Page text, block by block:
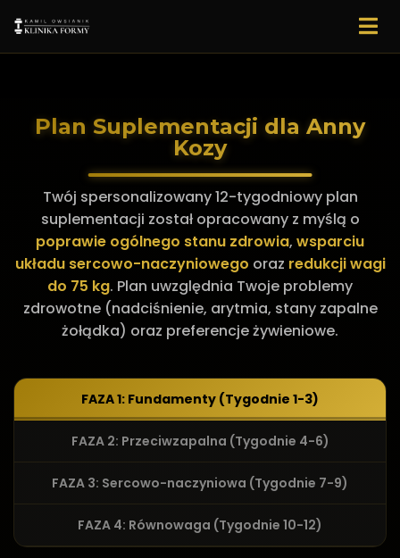
Plan Suplementacji dla Anny
Kozy
Twój spersonalizowany 12-tygodniowy plan
suplementacji został opracowany z myślą o
poprawie ogólnego stanu zdrowia, wsparciu
układu sercowo-naczyniowego oraz redukcji wagi
do 75 kg. Plan uwzględnia Twoje problemy
zdrowotne (nadciśnienie, arytmia, stany zapalne
żołądka) oraz preferencje żywieniowe.
FAZA 1: Fundamenty (Tygodnie 1-3)
FAZA 2: Przeciwzapalna (Tygodnie 4-6)
FAZA 3: Sercowo-naczyniowa (Tygodnie 7-9)
FAZA 4: Równowaga (Tygodnie 10-12)